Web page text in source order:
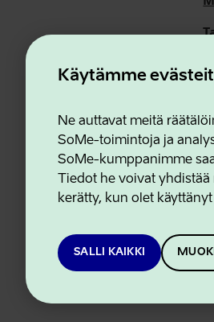
Käytämme
Ne auttavat meitä
SoMe-toimintoja ja
SoMe-kumppanimme
Tiedot he voivat
kerätty, kun olet
SALLI KAIKKI